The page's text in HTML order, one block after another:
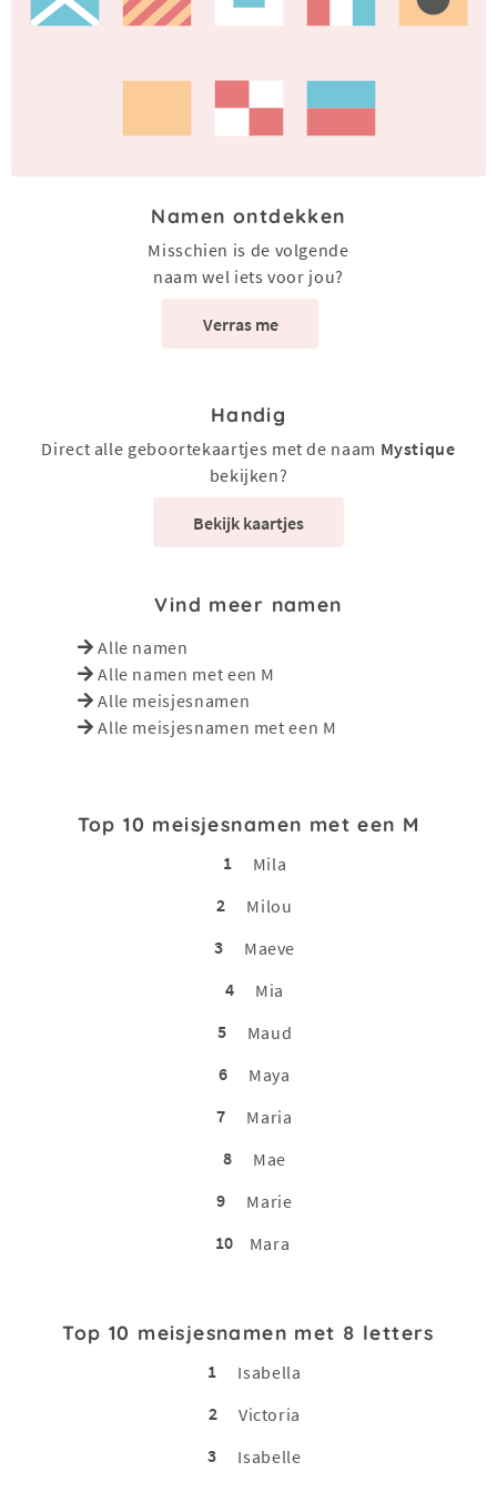
Namen ontdekken
Misschien is de volgende
naam wel iets voor jou?
Verras me
Handig
Direct alle geboortekaartjes met de naam Mystique
bekijken?
Bekijk kaartjes
Vind meer namen
Alle namen
Alle namen met een M
Alle meisjesnamen
Alle meisjesnamen met een M
Top 10 meisjesnamen met een M
1
Mila
2
Milou
3
Maeve
4
Mia
5
Maud
6
Maya
7
Maria
8
Mae
9
Marie
10
Mara
Top 10 meisjesnamen met 8 letters
1
Isabella
2
Victoria
3
Isabelle